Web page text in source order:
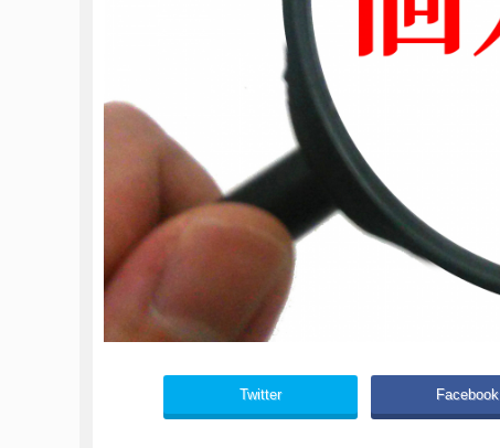
Twitter Facebook